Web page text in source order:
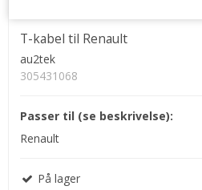
T-kabel til Renault
au2tek
305431068
Passer til (se beskrivelse):
Renault
På lager